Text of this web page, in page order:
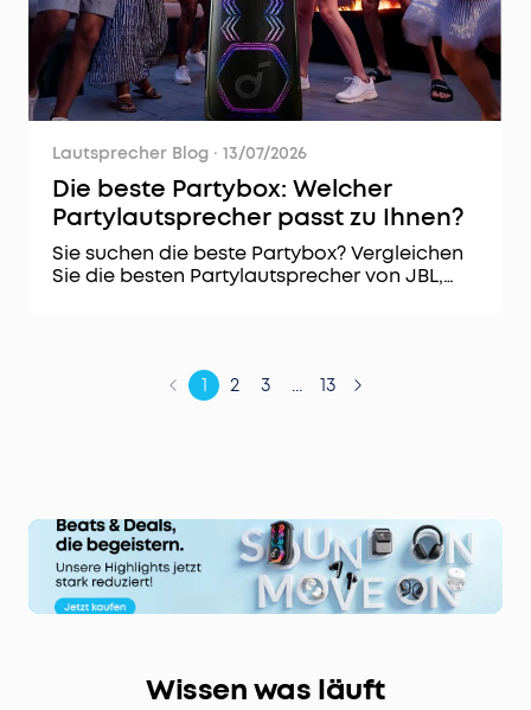
Lautsprecher Blog · 13/07/2026
Die beste Partybox: Welcher
Partylautsprecher passt zu Ihnen?
Sie suchen die beste Partybox? Vergleichen
Sie die besten Partylautsprecher von JBL,
1 2 3 ... 13
Wissen was läuft